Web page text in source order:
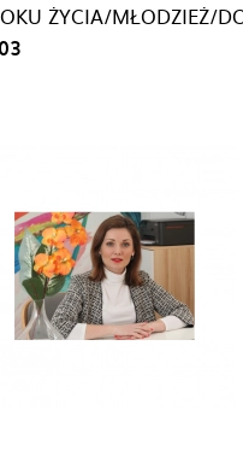
ŻYCIA/MŁODZIEŻ/